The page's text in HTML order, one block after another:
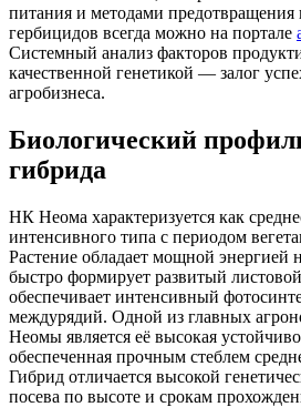
питания и методами предотвращения
гербицидов всегда можно на портале
Системный анализ факторов
качественной генетикой — залог
агробизнеса.
Биологический
гибрида
НК Неома характеризуется как
интенсивного типа с периодом
Растение обладает мощной энергией
быстро формирует развитый
обеспечивает интенсивный
междурядий. Одной из главных
Неомы является её высокая
обеспеченная прочным стеблем
Гибрид отличается высокой
посева по высоте и срокам